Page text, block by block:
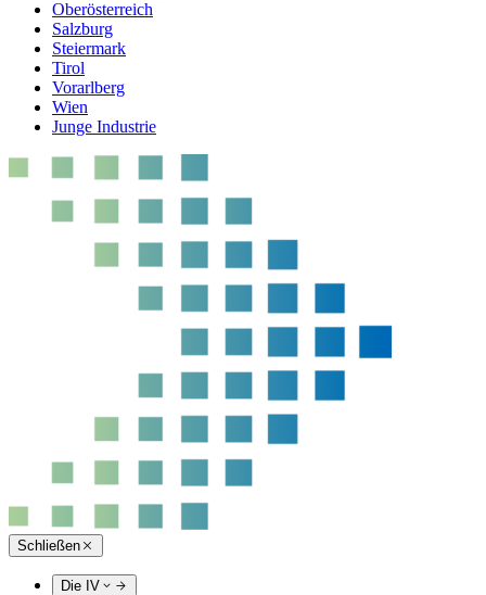
Oberösterreich
Salzburg
Steiermark
Tirol
Vorarlberg
Wien
Junge Industrie
Schließen
Die IV